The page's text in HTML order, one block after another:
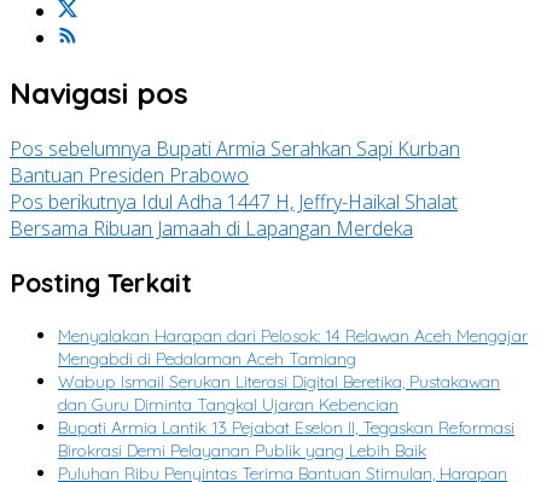
Navigasi pos
Pos sebelumnya Bupati Armia Serahkan Sapi Kurban
Bantuan Presiden Prabowo
Pos berikutnya Idul Adha 1447 H, Jeffry-Haikal Shalat
Bersama Ribuan Jamaah di Lapangan Merdeka
Posting Terkait
Menyalakan Harapan dari Pelosok: 14 Relawan Aceh Mengajar
Mengabdi di Pedalaman Aceh Tamiang
Wabup Ismail Serukan Literasi Digital Beretika, Pustakawan
dan Guru Diminta Tangkal Ujaran Kebencian
Bupati Armia Lantik 13 Pejabat Eselon II, Tegaskan Reformasi
Birokrasi Demi Pelayanan Publik yang Lebih Baik
Puluhan Ribu Penyintas Terima Bantuan Stimulan, Harapan